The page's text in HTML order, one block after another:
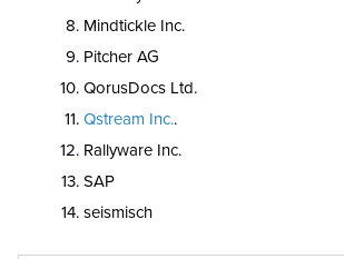
Mindtickle Inc.
Pitcher AG
QorusDocs Ltd.
Qstream Inc..
Rallyware Inc.
SAP
seismisch